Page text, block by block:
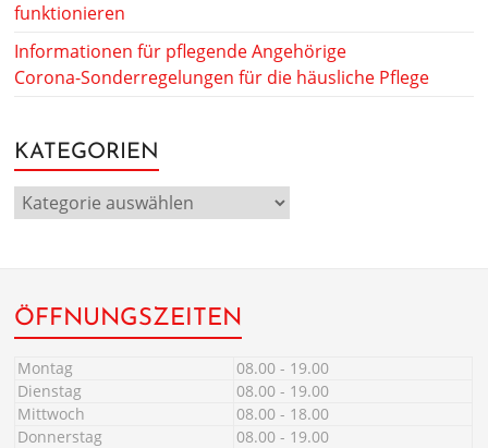
funktionieren
Informationen für pflegende Angehörige
Corona-Sonderregelungen für die häusliche Pflege
KATEGORIEN
ÖFFNUNGSZEITEN
Montag
08.00 - 19.00
Dienstag
08.00 - 19.00
Mittwoch
08.00 - 18.00
Donnerstag
08.00 - 19.00